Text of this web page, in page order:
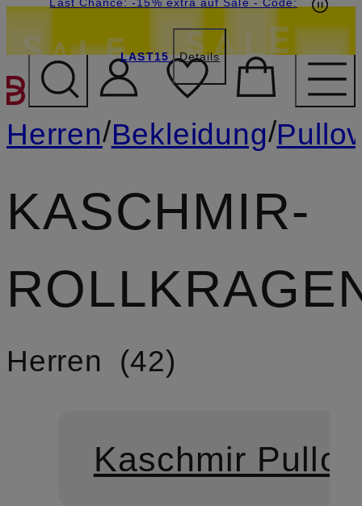
ZUM HAUPTINHALT
LAST15 Details
Herren/Bekleidung/
KASCHMIR­
Herren 42
Kaschmir